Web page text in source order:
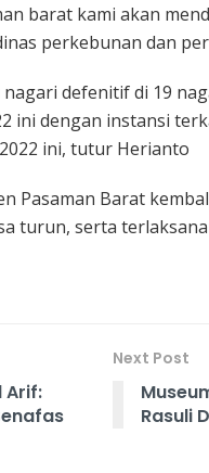
barat kami akan
perkebunan dan
defenitif di 19
ini dengan instansi
ini, tutur Herianto
Pasaman Barat
turun, serta
Arif:
Next Post
Rasuli